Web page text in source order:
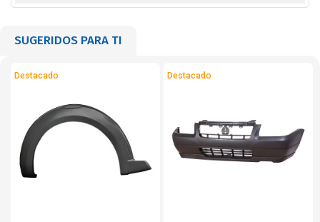
SUGERIDOS PARA TI
Destacado Destacado